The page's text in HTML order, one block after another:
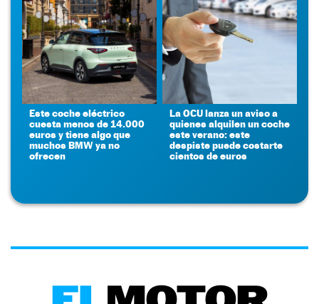
Este coche eléctrico
cuesta menos de 14.000
euros y tiene algo que
muchos BMW ya no
ofrecen
La OCU lanza un aviso a
quienes alquilen un coche
este verano: este
despiste puede costarte
cientos de euros